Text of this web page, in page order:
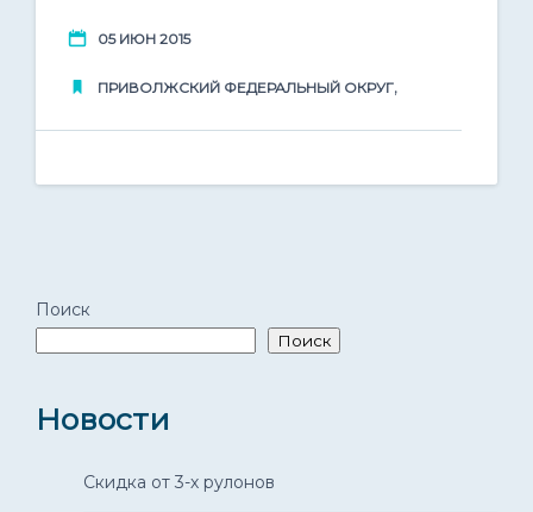
Июн 2015
05 ИЮН 2015
ПРИВОЛЖСКИЙ ФЕДЕРАЛЬНЫЙ ОКРУГ,
Поиск
Поиск
Новости
Скидка от 3-х рулонов